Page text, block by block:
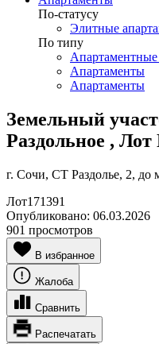
По-статусу
Элитные
По типу
Апартаменты
Апартаменты
Земельный
Раздольное ,
г. Сочи, СТ Раздолье, 2, до
Лот171391
Опубликовано: 06.03.2026
901 просмотров
В избранное
Жалоба
Сравнить
Распечатать